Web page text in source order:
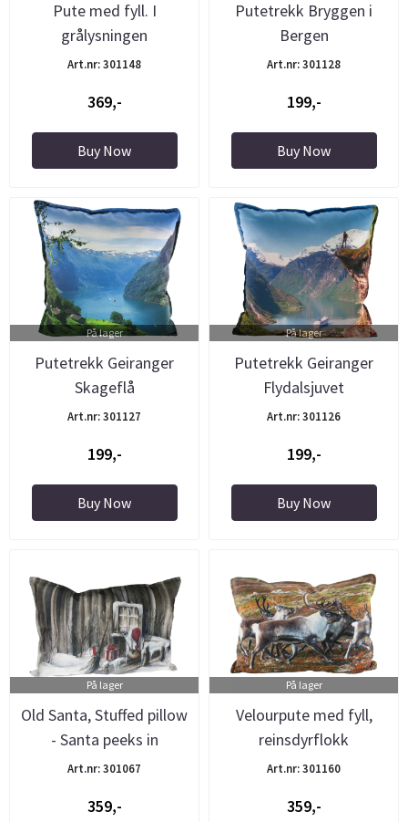
Pute med fyll. I
grålysningen
Art.nr: 301148
369,-
Buy Now
Putetrekk Bryggen i
Bergen
Art.nr: 301128
199,-
Buy Now
På lager
Putetrekk Geiranger
Skageflå
Art.nr: 301127
199,-
Buy Now
På lager
Putetrekk Geiranger
Flydalsjuvet
Art.nr: 301126
199,-
Buy Now
På lager
Old Santa, Stuffed pillow
- Santa peeks in
Art.nr: 301067
359,-
På lager
Velourpute med fyll,
reinsdyrflokk
Art.nr: 301160
359,-